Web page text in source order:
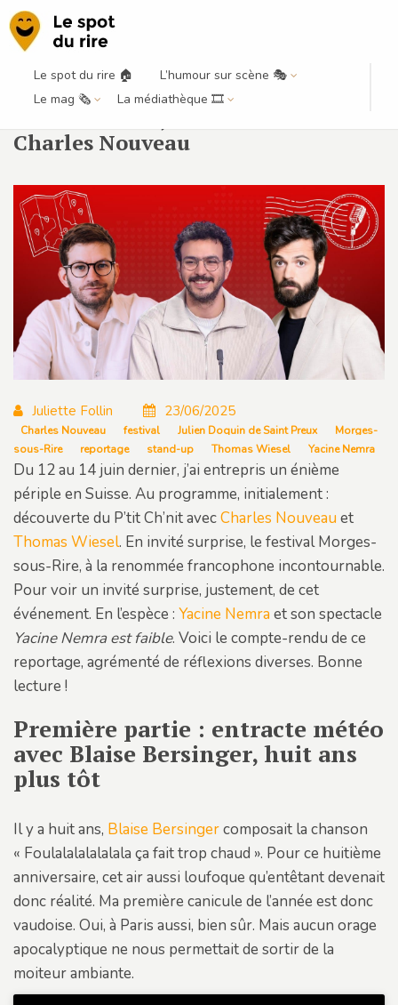
Le spot du rire 🏠
L’humour sur scène 🎭
Le mag 🗞️
La médiathèque 🎞️
Lausanne-Morges en juin ft.
Charles Nouveau
Juliette Follin 23/06/2025
Charles Nouveau festival Julien Doquin de Saint Preux
Morges-
sous-Rire
reportage stand-up Thomas Wiesel Yacine Nemra
Du 12 au 14 juin dernier, j’ai entrepris un énième
périple en Suisse. Au programme, initialement :
découverte du P’tit Ch’nit avecCharles Nouveau et
Thomas Wiesel. En invité surprise, le festival Morges-
sous-Rire, à la renommée francophone incontournable.
Pour voir un invité surprise, justement, de cet
événement. En l’espèce : Yacine Nemra et son spectacle
Yacine Nemra est faible. Voici le compte-rendu de ce
reportage, agrémenté de réflexions diverses. Bonne
lecture !
Première partie : entracte météo
avec Blaise Bersinger, huit ans
plus tôt
Il y a huit ans, Blaise Bersingercomposait la chanson
« Foulalalalalalala ça fait trop chaud ». Pour ce huitième
anniversaire, cet air aussi loufoque qu’entêtant devenait
donc réalité. Ma première canicule de l’année est donc
vaudoise. Oui, à Paris aussi, bien sûr. Mais aucun orage
apocalyptique ne nous permettait de sortir de la
moiteur ambiante.